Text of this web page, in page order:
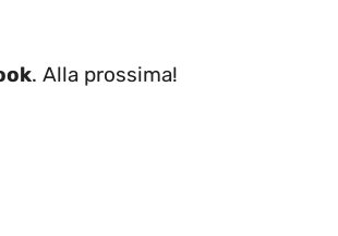
. Alla prossima!